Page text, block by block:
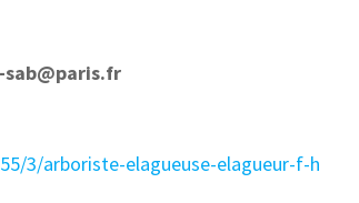
sab@paris.fr
3/arboriste-elagueuse-elagueur-f-h